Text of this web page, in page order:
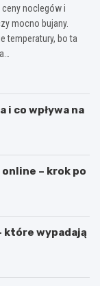
ceny noclegów i
mocno bujany.
temperatury, bo ta
i co wpływa na
– krok po
które wypadają